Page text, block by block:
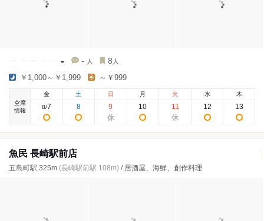
- - 人 8 人
￥1,000～￥1,999 ～￥999
空席
情報
金
8/7
土
8
日
9
月
10
火
11
水
12
木
13
魚民 長崎駅前店
五島町駅 325m (長崎駅前駅 108m) / 居酒屋、海鮮、創作料理